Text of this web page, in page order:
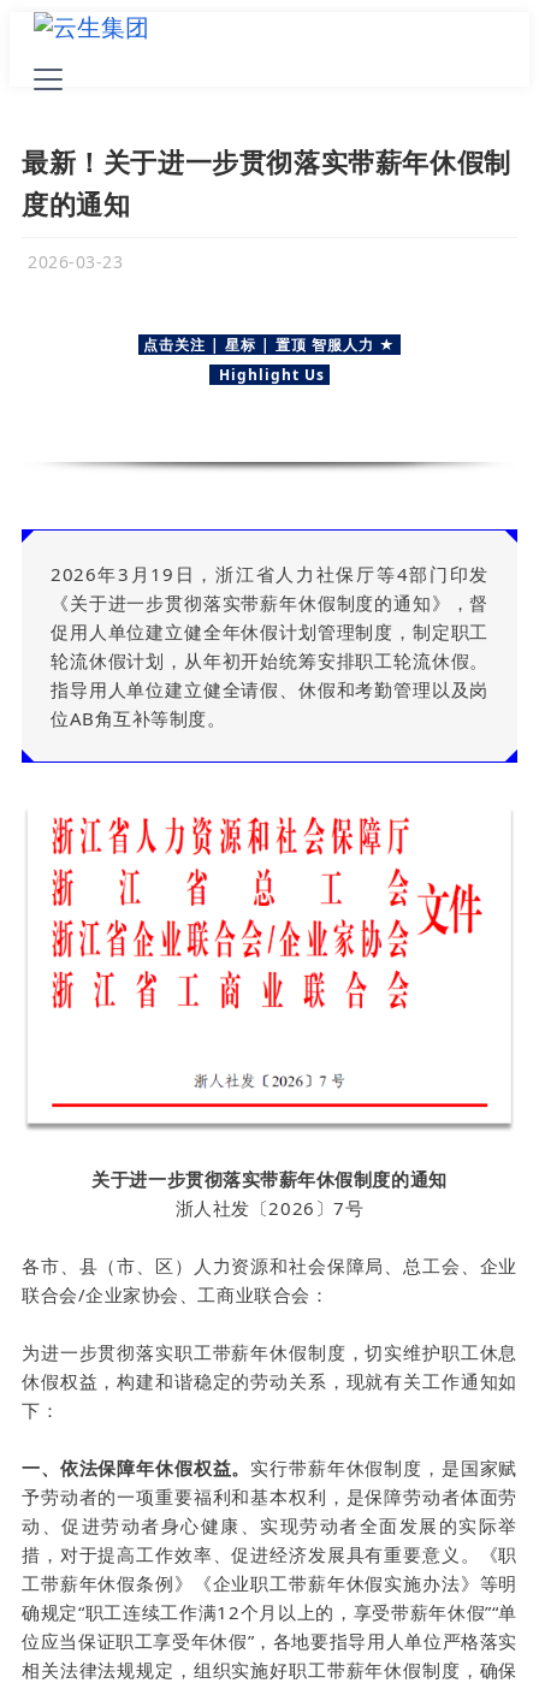
最新！关于进一步贯彻落实带薪年休假制
度的通知
2026-03-23
点击关注 | 星标 | 置顶 智服人力 ★
Highlight Us
2026年3月19日，浙江省人力社保厅等4部门印发
《关于进一步贯彻落实带薪年休假制度的通知》，督
促用人单位建立健全年休假计划管理制度，制定职工
轮流休假计划，从年初开始统筹安排职工轮流休假。
指导用人单位建立健全请假、休假和考勤管理以及岗
位AB角互补等制度。
关于进一步贯彻落实带薪年休假制度的通知
浙人社发〔2026〕7号
各市、县（市、区）人力资源和社会保障局、总工会、企业
联合会/企业家协会、工商业联合会：
为进一步贯彻落实职工带薪年休假制度，切实维护职工休息
休假权益，构建和谐稳定的劳动关系，现就有关工作通知如
下：
一、依法保障年休假权益。 实行带薪年休假制度，是国家赋
予劳动者的一项重要福利和基本权利，是保障劳动者体面劳
动、促进劳动者身心健康、实现劳动者全面发展的实际举
措，对于提高工作效率、促进经济发展具有重要意义。《职
工带薪年休假条例》《企业职工带薪年休假实施办法》等明
确规定“职工连续工作满12个月以上的，享受带薪年休假”“单
位应当保证职工享受年休假”，各地要指导用人单位严格落实
相关法律法规规定，组织实施好职工带薪年休假制度，确保